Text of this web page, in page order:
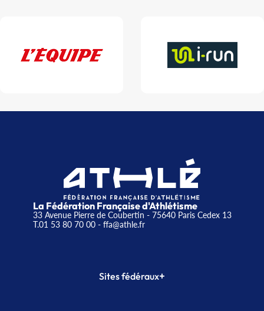
La Fédération Française d'Athlétisme
33 Avenue Pierre de Coubertin - 75640 Paris Cedex 13
T.01 53 80 70 00- ffa@athle.fr
Sites fédéraux+